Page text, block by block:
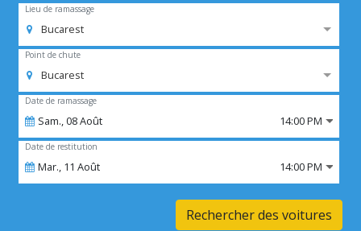
Lieu de ramassage
Bucarest
Point de chute
Bucarest
Date de ramassage
Sam.,08Août 14:00 PM
Date de restitution
Mar., 11 Août 14:00 PM
Rechercher des voitures